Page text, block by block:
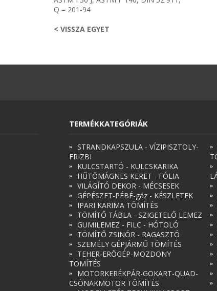
Q – 201-94
< VISSZA EGYET
TERMÉKKATEGÓRIÁK
STRANDKAPSZULA - VÍZIPISZTOLY-
FRIZBI
KULCSTARTÓ - KULCSKARIKA
HŰTŐMÁGNES KERET - FÓLIA
VILÁGÍTÓ DEKOR - MÉCSESEK
GÉPÉSZET-PÉBÉ-gáz - KÉSZLETEK
IPARI KARIMA TÖMÍTÉS
TÖMÍTŐ TÁBLA - SZIGETELŐ LEMEZ
GUMILEMEZ - FILC - HÓTOLÓ
TÖMÍTŐ ZSINÓR - RAGASZTÓ
SZEMÉLY GÉPJÁRMŰ TÖMÍTÉS
TEHER-ERŐGÉP-MOZDONY
TÖMÍTÉS
MOTORKERÉKPÁR-GOKART-QUAD-
CSÓNAKMOTOR TÖMÍTÉS